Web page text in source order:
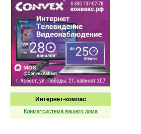
Интернет-компас
Климатсистема вашего дома